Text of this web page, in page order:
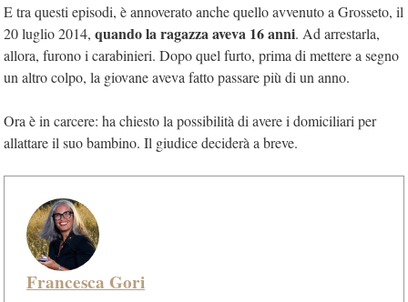
E tra questi episodi, è annoverato anche quello avvenuto a Grosseto, il
20 luglio 2014, quando la ragazza aveva 16 anni. Ad arrestarla,
allora, furono i carabinieri. Dopo quel furto, prima di mettere a segno
un altro colpo, la giovane aveva fatto passare più di un anno.
Ora è in carcere: ha chiesto la possibilità di avere i domiciliari per
allattare il suo bambino. Il giudice deciderà a breve.
Francesca Gori